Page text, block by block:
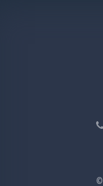
-
©